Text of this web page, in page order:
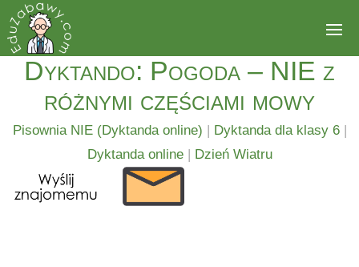
Dyktando: Pogoda – NIE z
różnymi częściami mowy
Pisownia NIE (Dyktanda online) | Dyktanda dla klasy 6|
Dyktanda online| Dzień Wiatru